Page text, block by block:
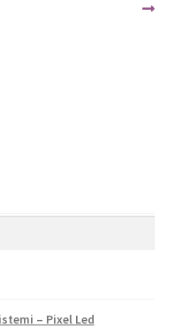
– Pixel Led